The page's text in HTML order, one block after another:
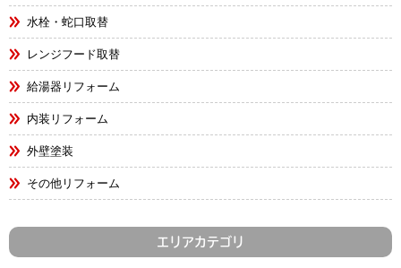
水栓・蛇口取替
レンジフード取替
給湯器リフォーム
内装リフォーム
外壁塗装
その他リフォーム
エリアカテゴリ